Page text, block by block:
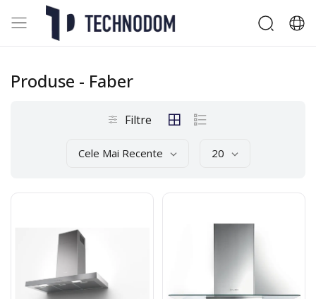
Produse - Faber
Filtre
Cele Mai Recente 20